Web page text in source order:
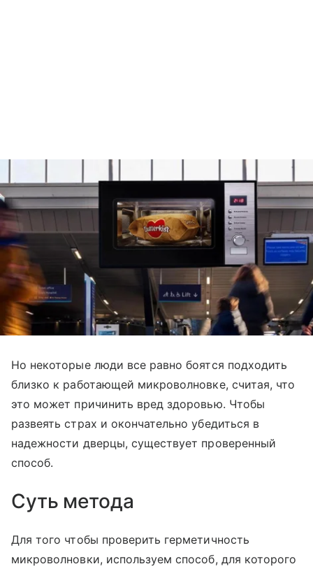
Но некоторые люди все равно боятся подходить
близко к работающей микроволновке, считая, что
это может причинить вред здоровью. Чтобы
развеять страх и окончательно убедиться в
надежности дверцы, существует проверенный
способ.
Суть метода
Для того чтобы проверить герметичность
микроволновки, используем способ, для которого